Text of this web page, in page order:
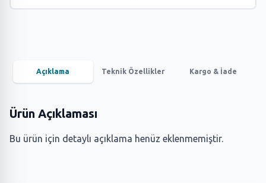
Açıklama Teknik Özellikler Kargo & İade
Ürün Açıklaması
Bu ürün için detaylı açıklama henüz eklenmemiştir.